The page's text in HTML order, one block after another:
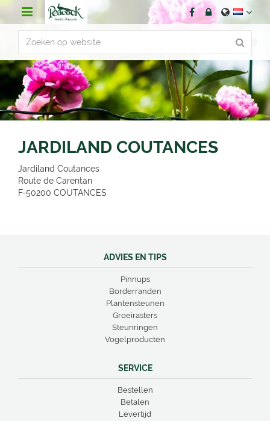
r
n
t
JARDILAND COUTANCES
Jardiland Coutances
Route de Carentan
F-50200 COUTANCES
ADVIES EN TIPS
Pinnups
Borderranden
Plantensteunen
Groeirasters
Steunringen
Vogelproducten
SERVICE
Bestellen
Betalen
Levertijd